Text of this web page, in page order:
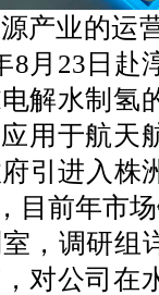
产业的运
8月23日
解水制氢
用于航天
引进入株
目前年市
，调研组
对公司在